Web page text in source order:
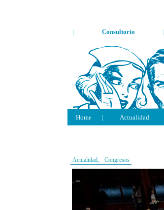
| Consultorio |
Home | Actualidad
Actualidad, Congresos